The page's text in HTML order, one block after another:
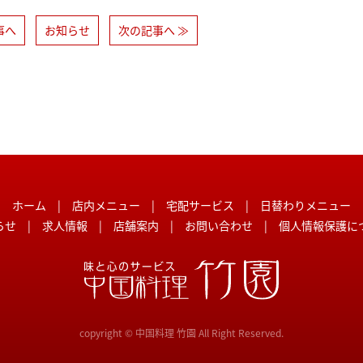
へ お知らせ 次の記事へ ≫
ホーム | 店内メニュー | 宅配サービス | 日替わりメニュー
せ | 求人情報 | 店舗案内 | お問い合わせ | 個人情報保護に
copyright © 中国料理 竹園 All Right Reserved.